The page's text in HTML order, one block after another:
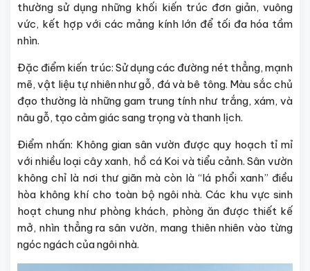
thường sử dụng những khối kiến trúc đơn giản, vuông
vức, kết hợp với các mảng kính lớn để tối đa hóa tầm
nhìn.
Đặc điểm kiến trúc: Sử dụng các đường nét thẳng, mạnh
mẽ, vật liệu tự nhiên như gỗ, đá và bê tông. Màu sắc chủ
đạo thường là những gam trung tính như trắng, xám, và
nâu gỗ, tạo cảm giác sang trọng và thanh lịch.
Điểm nhấn: Không gian sân vườn được quy hoạch tỉ mỉ
với nhiều loại cây xanh, hồ cá Koi và tiểu cảnh. Sân vườn
không chỉ là nơi thư giãn mà còn là “lá phổi xanh” điều
hòa không khí cho toàn bộ ngôi nhà. Các khu vực sinh
hoạt chung như phòng khách, phòng ăn được thiết kế
mở, nhìn thẳng ra sân vườn, mang thiên nhiên vào từng
ngóc ngách của ngôi nhà.